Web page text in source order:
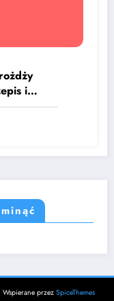
i
przez SpiceThemes